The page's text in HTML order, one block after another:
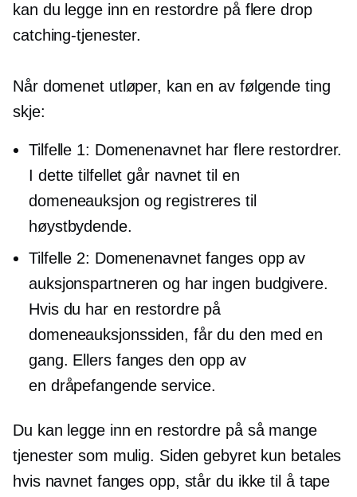
kan du legge inn en restordre på flere drop
catching-tjenester.
Når domenet utløper, kan en av følgende ting
skje:
Tilfelle 1: Domenenavnet har flere restordrer.
I dette tilfellet går navnet til en
domeneauksjon og registreres til
høystbydende.
Tilfelle 2: Domenenavnet fanges opp av
auksjonspartneren og har ingen budgivere.
Hvis du har en restordre på
domeneauksjonssiden, får du den med en
gang. Ellers fanges den opp av
en dråpefangendeservice.
Du kan legge inn en restordre på så mange
tjenester som mulig. Siden gebyret kun betales
hvis navnet fanges opp, står du ikke til å tape